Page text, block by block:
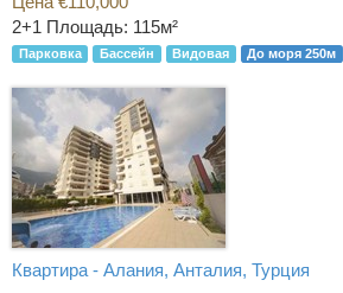
2+1 Площадь: 115м²
Парковка Бассейн Видовая До моря 250м
Квартира - Алания, Анталия, Турция